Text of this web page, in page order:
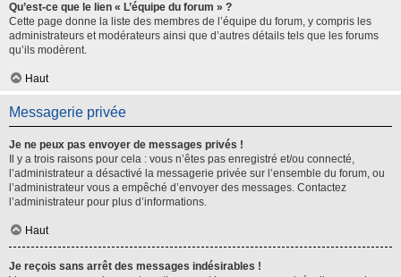
Qu’est-ce que le lien « L’équipe du forum » ?
Cette page donne la liste des membres de l’équipe du forum, y compris les
administrateurs et modérateurs ainsi que d’autres détails tels que les forums
qu’ils modèrent.
Haut
Messagerie privée
Je ne peux pas envoyer de messages privés !
Il y a trois raisons pour cela : vous n’êtes pas enregistré et/ou connecté,
l’administrateur a désactivé la messagerie privée sur l’ensemble du forum, ou
l’administrateur vous a empêché d’envoyer des messages. Contactez
l’administrateur pour plus d’informations.
Haut
Je reçois sans arrêt des messages indésirables !